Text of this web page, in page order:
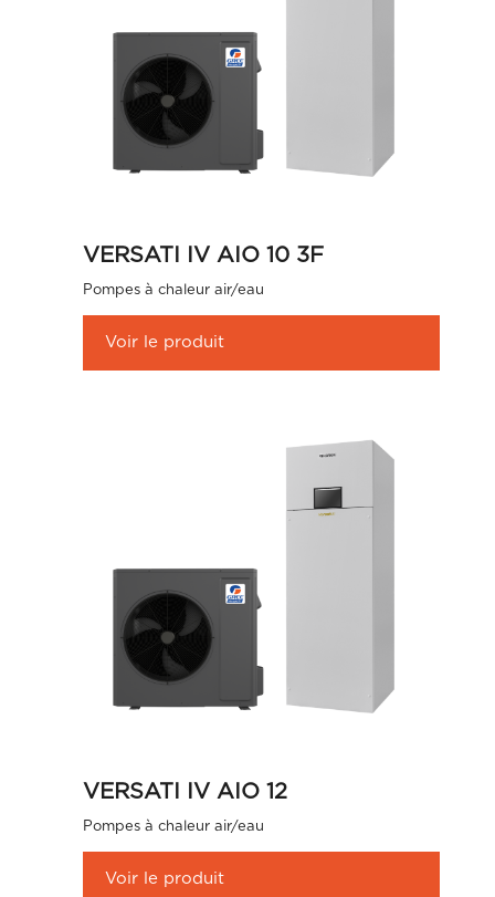
VERSATI IV AIO 10 3F
Pompes à chaleur air/eau
Voir le produit
VERSATI IV AIO 12
Pompes à chaleur air/eau
Voir le produit